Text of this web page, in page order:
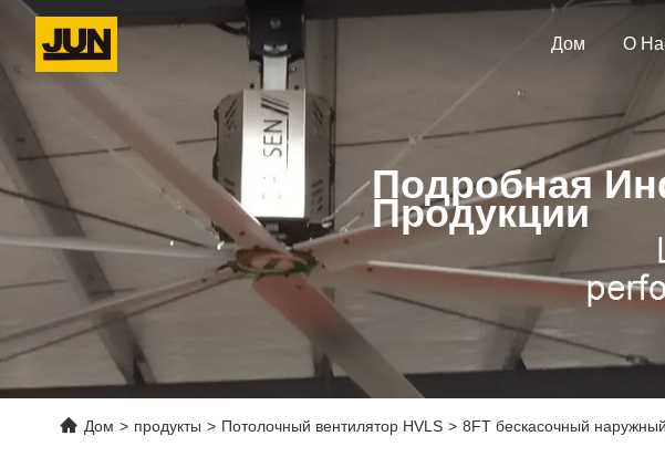
Дом О
Подробная
Продукции
Дом > продукты > Потолочный вентилятор HVLS > 8FT бескасочный